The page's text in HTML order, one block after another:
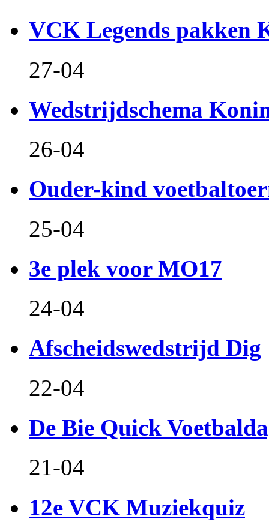
VCK Legends pakken
27-04
Wedstrijdschema
26-04
Ouder-kind
25-04
3e plek voor MO17
24-04
Afscheidswedstrijd Dig
22-04
De Bie Quick
21-04
12e VCK Muziekquiz